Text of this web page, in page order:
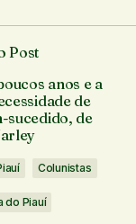
publicado.
com*
Post
anos e a
de
sucedido, de
Colunistas
do Piauí